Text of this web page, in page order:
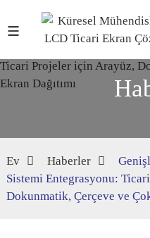
Ev Haberler
Sistemi Entegrasyonu:
Dokunmatik, Çerçeve ve